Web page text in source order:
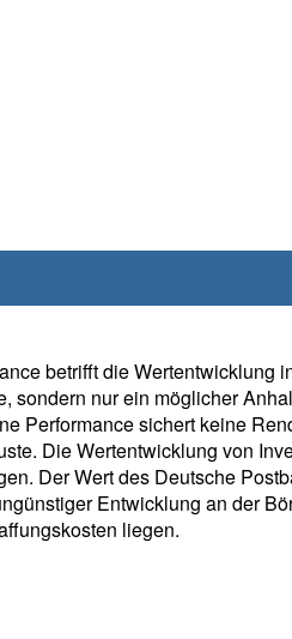
betrifft die Wertentwicklung
sondern nur ein möglicher
Performance sichert keine
Die Wertentwicklung von
Der Wert des Deutsche
Entwicklung an der
liegen.